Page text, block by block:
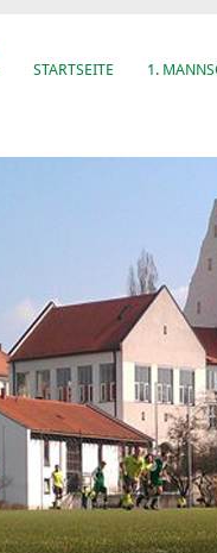
STARTSEITE 1.